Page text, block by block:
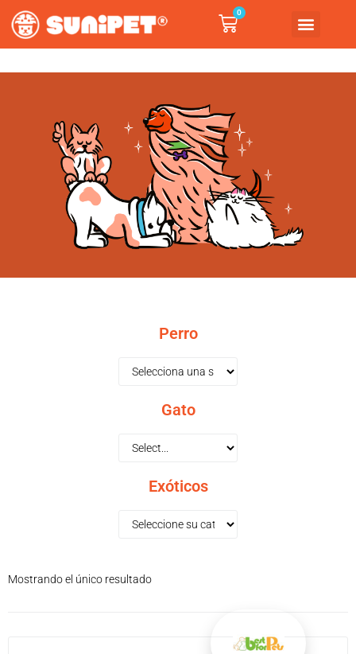
0
Perro
Gato
Exóticos
Mostrando el único resultado